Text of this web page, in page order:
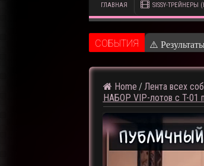
ГЛАВНАЯ SISSY-ТРЕЙНЕРЫ
CОБЫТИЯ ⚠️
Home / Лента всех
НАБОР VIP-лотов с T-01